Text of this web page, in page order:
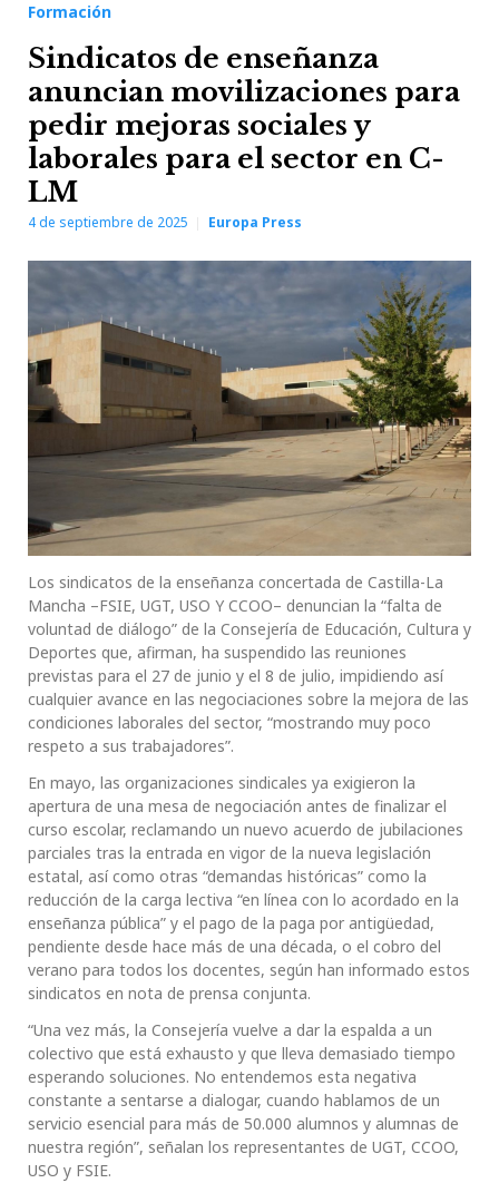
Formación
Sindicatos de enseñanza
anuncian movilizaciones para
pedir mejoras sociales y
laborales para el sector en C-
LM
4 de septiembre de 2025 Europa Press
Los sindicatos de la enseñanza concertada de Castilla-La
Mancha –FSIE, UGT, USO Y CCOO– denuncian la “falta de
voluntad de diálogo” de la Consejería de Educación, Cultura y
Deportes que, afirman, ha suspendido las reuniones
previstas para el 27 de junio y el 8 de julio, impidiendo así
cualquier avance en las negociaciones sobre la mejora de las
condiciones laborales del sector, “mostrando muy poco
respeto a sus trabajadores”.
En mayo, las organizaciones sindicales ya exigieron la
apertura de una mesa de negociación antes de finalizar el
curso escolar, reclamando un nuevo acuerdo de jubilaciones
parciales tras la entrada en vigor de la nueva legislación
estatal, así como otras “demandas históricas” como la
reducción de la carga lectiva “en línea con lo acordado en la
enseñanza pública” y el pago de la paga por antigüedad,
pendiente desde hace más de una década, o el cobro del
verano para todos los docentes, según han informado estos
sindicatos en nota de prensa conjunta.
“Una vez más, la Consejería vuelve a dar la espalda a un
colectivo que está exhausto y que lleva demasiado tiempo
esperando soluciones. No entendemos esta negativa
constante a sentarse a dialogar, cuando hablamos de un
servicio esencial para más de 50.000 alumnos y alumnas de
nuestra región”, señalan los representantes de UGT, CCOO,
USO y FSIE.